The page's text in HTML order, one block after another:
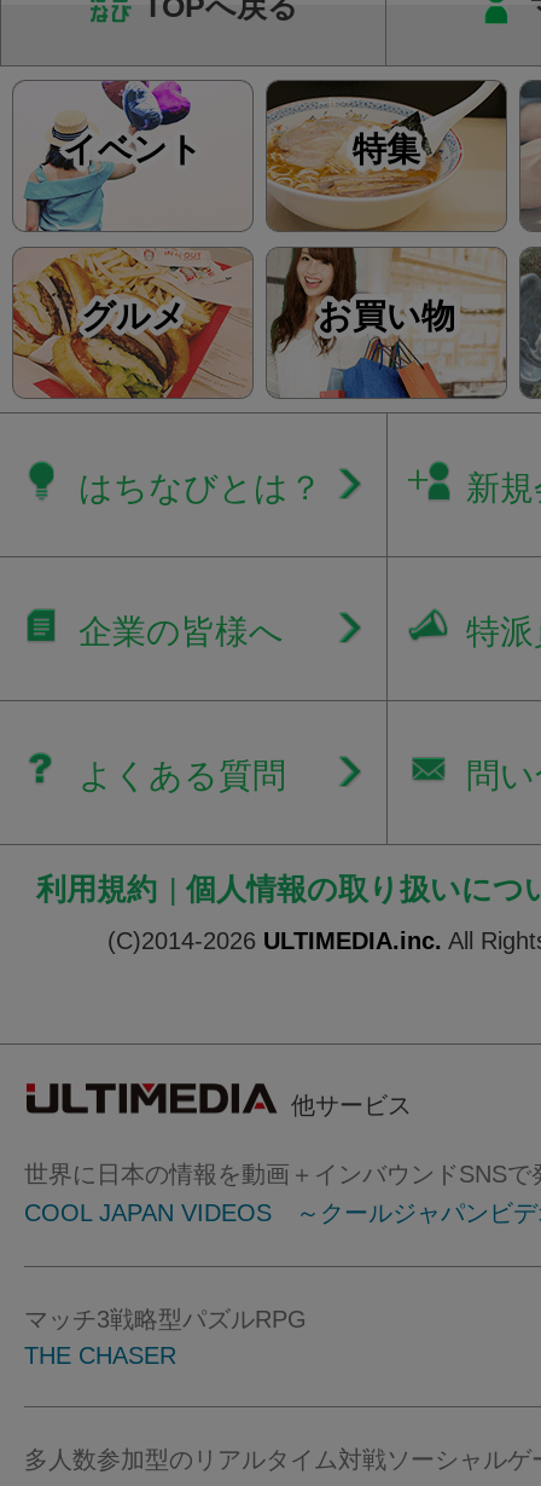
イベント 特集
グルメ お買い物
はちなびとは？ 新
企業の皆様へ 特
よくある質問 問
利用規約 | 個人情報の取り扱いにつ
(C)2014-2026 ULTIMEDIA.inc. All
他サービス
世界に日本の情報を動画＋インバウンドSNSで
COOL JAPAN VIDEOS ～クールジャパンビ
マッチ3戦略型パズルRPG
THE CHASER
多人数参加型のリアルタイム対戦ソーシャルゲ